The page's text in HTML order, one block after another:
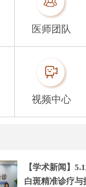
医师团队
视频中心
【学术新闻】
白斑精准诊疗